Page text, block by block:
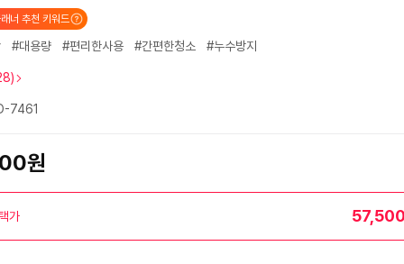
너 추천 키워드
#대용량 #편리한사용 #간편한청소 #누수방지
7461
원
가